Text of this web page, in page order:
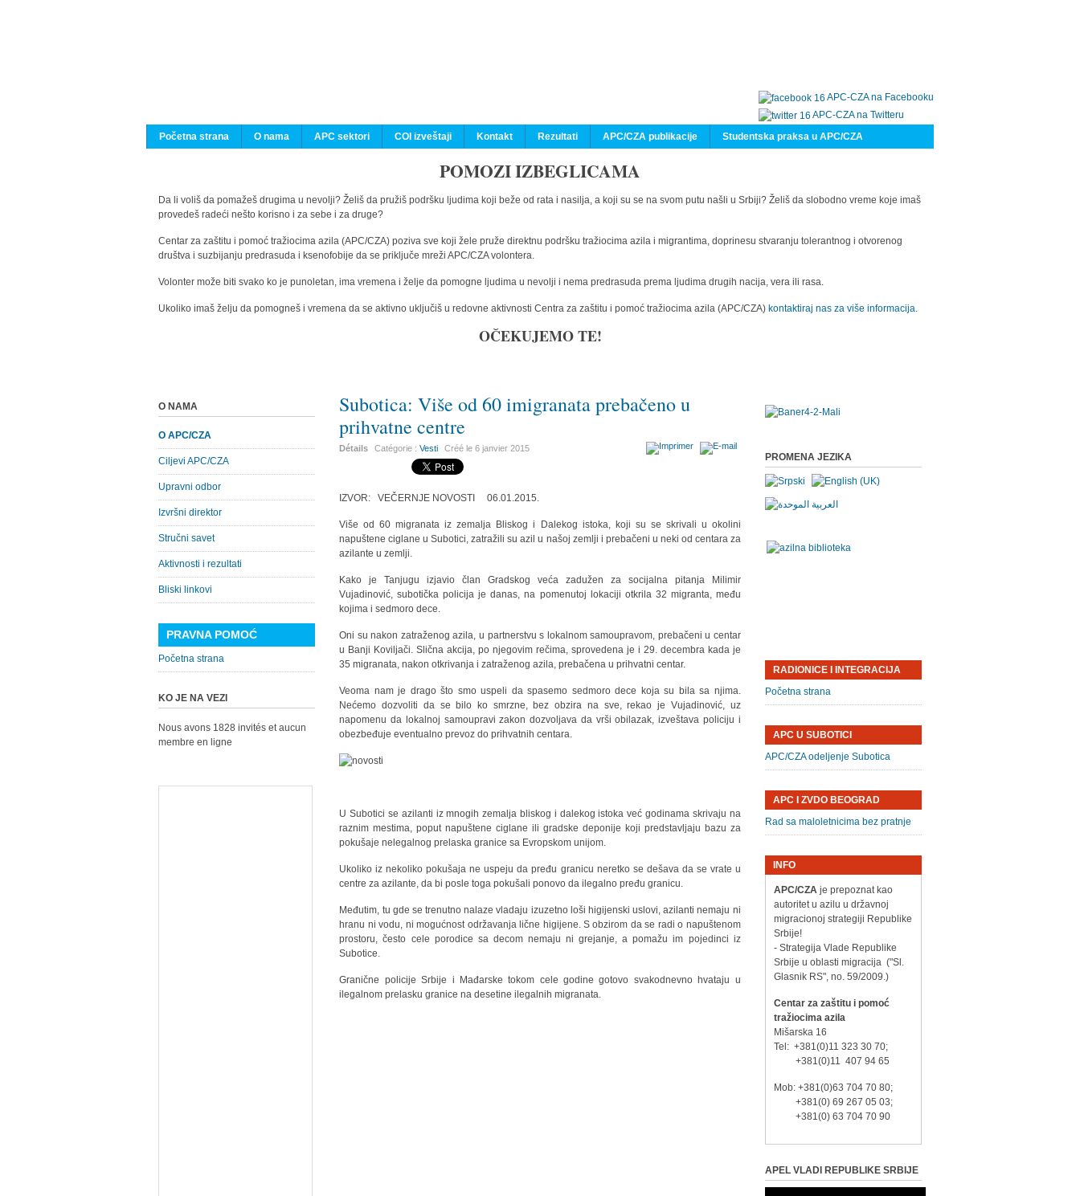
APC-CZA na Facebooku
APC-CZA na Twitteru
Početna strana
O nama APC sektori COI izveštaji Kontakt Rezultati APC/CZA publikacije Studentska praksa u APC/CZA
POMOZI IZBEGLICAMA
Da li voliš da pomažeš drugima u nevolji? Želiš da pružiš podršku ljudima koji beže od rata i nasilja, a koji su se na svom putu našli u Srbiji? Želiš da slobodno vreme koje imaš
provedeš radeći nešto korisno i za sebe i za druge?
Centar za zaštitu i pomoć tražiocima azila (APC/CZA) poziva sve koji žele pruže direktnu podršku tražiocima azila i migrantima, doprinesu stvaranju tolerantnog i otvorenog
društva i suzbijanju predrasuda i ksenofobije da se priključe mreži APC/CZA volontera.
Volonter može biti svako ko je punoletan, ima vremena i želje da pomogne ljudima u nevolji i nema predrasuda prema ljudima drugih nacija, vera ili rasa.
Ukoliko imaš želju da pomogneš i vremena da se aktivno uključiš u redovne aktivnosti Centra za zaštitu i pomoć tražiocima azila (APC/CZA) kontaktiraj nas za više informacija.
OČEKUJEMO TE!
Subotica: Više od 60 imigranata prebačeno u
prihvatne centre
Détails Catégorie :Vesti Créé le6 janvier 2015
IZVOR: VEČERNJE NOVOSTI 06.01.2015.
Više od 60 migranata iz zemalja Bliskog i Dalekog istoka, koji su se skrivali u okolini
napuštene ciglane u Subotici, zatražili su azil u našoj zemlji i prebačeni u neki od centara za
azilante u zemlji.
Kako je Tanjugu izjavio član Gradskog veća zadužen za socijalna pitanja Milimir
Vujadinović, subotička policija je danas, na pomenutoj lokaciji otkrila 32 migranta, među
kojima i sedmoro dece.
Oni su nakon zatraženog azila, u partnerstvu s lokalnom samoupravom, prebačeni u centar
u Banji Koviljači. Slična akcija, po njegovim rečima, sprovedena je i 29. decembra kada je
35 migranata, nakon otkrivanja i zatraženog azila, prebačena u prihvatni centar.
Veoma nam je drago što smo uspeli da spasemo sedmoro dece koja su bila sa njima.
Nećemo dozvoliti da se bilo ko smrzne, bez obzira na sve, rekao je Vujadinović, uz
napomenu da lokalnoj samoupravi zakon dozvoljava da vrši obilazak, izveštava policiju i
obezbeđuje eventualno prevoz do prihvatnih centara.
U Subotici se azilanti iz mnogih zemalja bliskog i dalekog istoka već godinama skrivaju na
raznim mestima, poput napuštene ciglane ili gradske deponije koji predstavljaju bazu za
pokušaje nelegalnog prelaska granice sa Evropskom unijom.
Ukoliko iz nekoliko pokušaja ne uspeju da pređu granicu neretko se dešava da se vrate u
centre za azilante, da bi posle toga pokušali ponovo da ilegalno pređu granicu.
Međutim, tu gde se trenutno nalaze vladaju izuzetno loši higijenski uslovi, azilanti nemaju ni
hranu ni vodu, ni mogućnost održavanja lične higijene. S obzirom da se radi o napuštenom
prostoru, često cele porodice sa decom nemaju ni grejanje, a pomažu im pojedinci iz
Subotice.
Granične policije Srbije i Mađarske tokom cele godine gotovo svakodnevno hvataju u
ilegalnom prelasku granice na desetine ilegalnih migranata.
O NAMA
O APC/CZA
Ciljevi APC/CZA
Upravni odbor
Izvršni direktor
Stručni savet
Aktivnosti i rezultati
Bliski linkovi
PRAVNA POMOĆ
Početna strana
KO JE NA VEZI
Nous avons 1828 invités et aucun
membre en ligne
PROMENA JEZIKA
RADIONICE I INTEGRACIJA
Početna strana
APC U SUBOTICI
APC/CZA odeljenje Subotica
APC I ZVDO BEOGRAD
Rad sa maloletnicima bez pratnje
INFO
APC/CZAje prepoznat kao
autoritet u azilu u državnoj
migracionoj strategiji Republike
Srbije!
- Strategija Vlade Republike
Srbije u oblasti migracija ("Sl.
Glasnik RS", no. 59/2009.)
Centar za zaštitu i pomoć
tražiocima azila
Mišarska 16
Tel: +381(0)11 323 30 70;
+381(0)11 407 94 65
Mob: +381(0)63 704 70 80;
+381(0) 69 267 05 03;
+381(0) 63 704 70 90
APEL VLADI REPUBLIKE SRBIJE